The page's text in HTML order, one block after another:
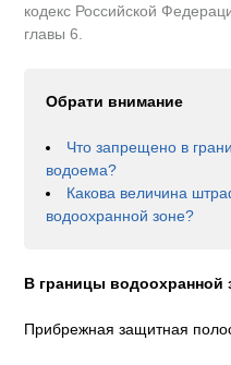
кодекс Российской
главы 6.
Обрати внимание
Что запрещено в
водоема?
Какова величина
водоохранной зоне?
В границы водоохранной
Прибрежная защитная